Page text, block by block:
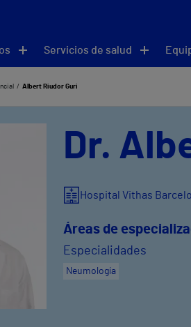
Servicios de salud
Albert Riudor Guri
Dr.
Hospital Vithas
Áreas de
Especialidades
Neumología